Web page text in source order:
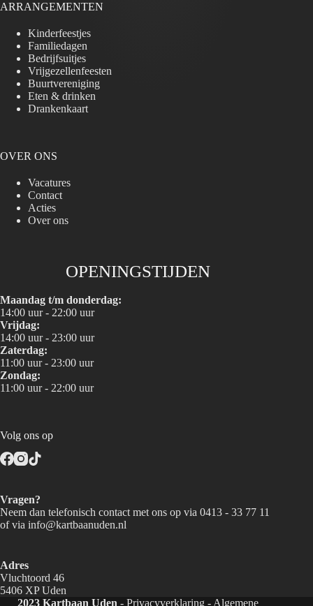
ARRANGEMENTEN
Kinderfeestjes
Familiedagen
Bedrijfsuitjes
Vrijgezellenfeesten
Buurtvereniging
Eten & drinken
Drankenkaart
OVER ONS
Vacatures
Contact
Acties
Over ons
OPENINGSTIJDEN
Maandag t/m donderdag:
14:00 uur - 22:00 uur
Vrijdag:
14:00 uur - 23:00 uur
Zaterdag:
11:00 uur - 23:00 uur
Zondag:
11:00 uur - 22:00 uur
Volg ons op
Vragen?
Neem dan telefonisch contact met ons op via 0413 - 33 77 11
of via info@kartbaanuden.nl
Adres
Vluchtoord 46
5406 XP Uden
2023 Kartbaan Uden - Privacyverklaring- Algemene